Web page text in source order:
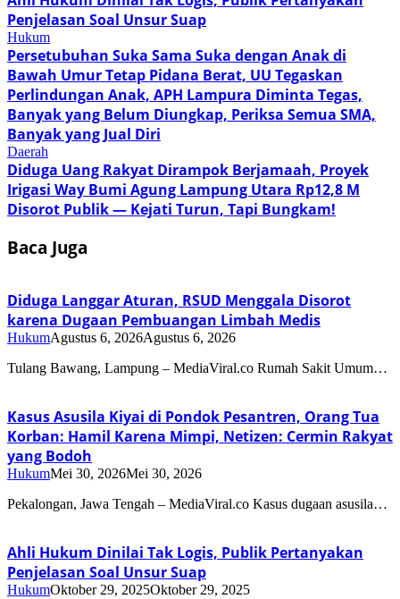
Penjelasan Soal Unsur Suap
Hukum
Persetubuhan Suka Sama Suka dengan Anak di
Bawah Umur Tetap Pidana Berat, UU Tegaskan
Perlindungan Anak, APH Lampura Diminta Tegas,
Banyak yang Belum Diungkap, Periksa Semua SMA,
Banyak yang Jual Diri
Daerah
Diduga Uang Rakyat Dirampok Berjamaah, Proyek
Irigasi Way Bumi Agung Lampung Utara Rp12,8 M
Disorot Publik — Kejati Turun, Tapi Bungkam!
Baca Juga
Diduga Langgar Aturan, RSUD Menggala Disorot
karena Dugaan Pembuangan Limbah Medis
HukumAgustus 6, 2026Agustus 6, 2026
Tulang Bawang, Lampung – MediaViral.co Rumah Sakit Umum…
Kasus Asusila Kiyai di Pondok Pesantren, Orang Tua
Korban: Hamil Karena Mimpi, Netizen: Cermin Rakyat
yang Bodoh
HukumMei 30, 2026Mei 30, 2026
Pekalongan, Jawa Tengah – MediaViral.co Kasus dugaan asusila…
Ahli Hukum Dinilai Tak Logis, Publik Pertanyakan
Penjelasan Soal Unsur Suap
HukumOktober 29, 2025Oktober 29, 2025